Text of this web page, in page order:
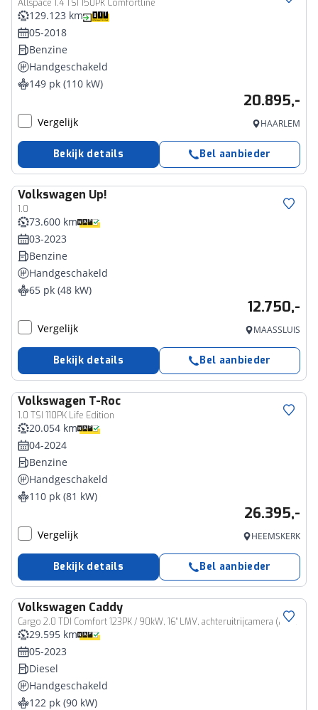
Allspace 1.4 TSI 150PK Comfortline
129.123 km
05-2018
Benzine
Handgeschakeld
149 pk (110 kW)
20.895,-
Vergelijk HAARLEM
Bekijk details Bel aanbieder
Volkswagen Up!
1.0
73.600 km
03-2023
Benzine
Handgeschakeld
65 pk (48 kW)
12.750,-
Vergelijk MAASSLUIS
Bekijk details Bel aanbieder
Volkswagen T-Roc
1.0 TSI 110PK Life Edition
20.054 km
04-2024
Benzine
Handgeschakeld
110 pk (81 kW)
26.395,-
Vergelijk HEEMSKERK
Bekijk details Bel aanbieder
Volkswagen Caddy
Cargo 2.0 TDI Comfort 123PK / 90kW, 16" LMV, achteruitrijcamera (rear view), ErgoComfort bestuurdersstoel, lat om lat laadruimte, laadvloer, navigatie discover media, draadloos Apple Carplay & Android Auto, multifunctioneel stuurwiel, cruise control, dichte achterdeuren, trekhaak, elektrisch verstel- en verwarmbare buitenspiegels, laadruimte met LED verlichting
Bedrijfswagen
29.595 km
05-2023
Diesel
Handgeschakeld
122 pk (90 kW)